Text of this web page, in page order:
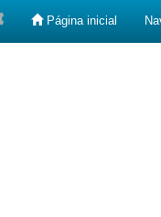
Página inicial